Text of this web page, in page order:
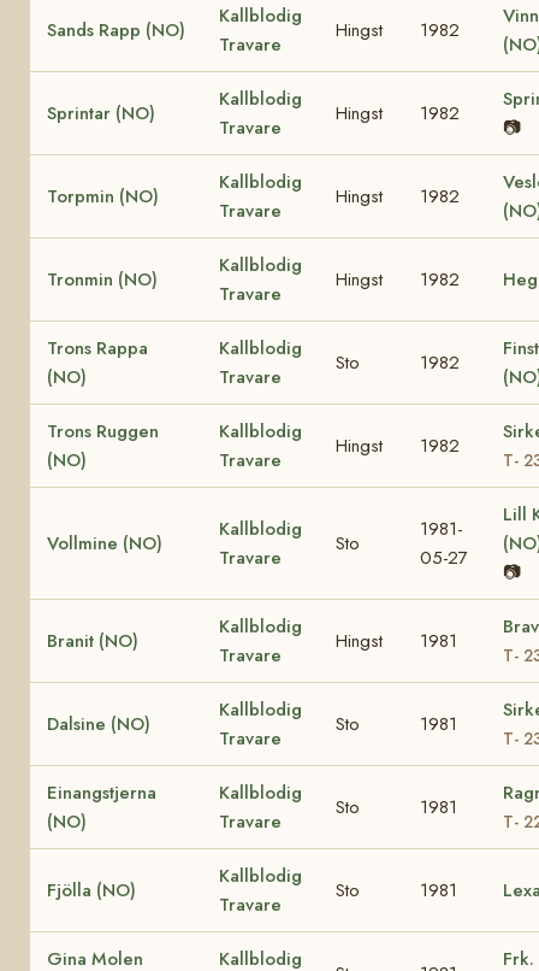
Sands Rapp (NO)
Kallblodig
Travare
Hingst 1982
Sprintar (NO)
Kallblodig
Travare
Hingst 1982
📷
Torpmin (NO)
Kallblodig
Travare
Hingst 1982
Tronmin (NO)
Kallblodig
Travare
Hingst 1982
Trons Rappa
(NO)
Kallblodig
Travare
Sto 1982
Trons Ruggen
(NO)
Kallblodig
Travare
Hingst 1982
T-
Vollmine (NO)
Kallblodig
Travare
Sto
1981-
05-27
Lill
📷
Branit (NO)
Kallblodig
Travare
Hingst 1981
T-
Dalsine (NO)
Kallblodig
Travare
Sto 1981
T-
Einangstjerna
(NO)
Kallblodig
Travare
Sto 1981
T-
Fjölla (NO)
Kallblodig
Travare
Sto 1981
Gina Molen Kallblodig